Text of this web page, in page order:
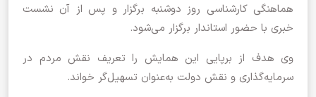
هماهنگی کارشناسی روز دوشنبه برگزار و پس از آن نشست
خبری با حضور استاندار برگزار می‌شود.
وی هدف از برپایی این همایش را تعریف نقش مردم در
سرمایه‌گذاری و نقش دولت به‌عنوان تسهیل‌گر خواند.